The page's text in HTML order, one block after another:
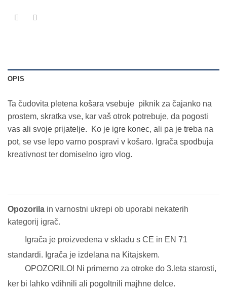
OPIS
Ta čudovita pletena košara vsebuje piknik za čajanko na
prostem, skratka vse, kar vaš otrok potrebuje, da pogosti
vas ali svoje prijatelje. Ko je igre konec, ali pa je treba na
pot, se vse lepo varno pospravi v košaro. Igrača spodbuja
kreativnost ter domiselno igro vlog.
Opozorila in varnostni ukrepi ob uporabi nekaterih
kategorij igrač.
Igrača je proizvedena v skladu s CE in EN 71
standardi. Igrača je izdelana na Kitajskem.
OPOZORILO! Ni primerno za otroke do 3.leta starosti,
ker bi lahko vdihnili ali pogoltnili majhne delce.